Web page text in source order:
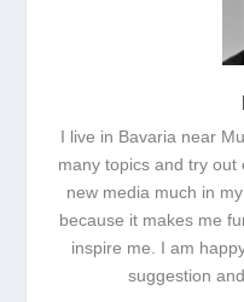
I live in Bavaria near
many topics and try
new media much in
because it makes me
inspire me. I am
suggestion